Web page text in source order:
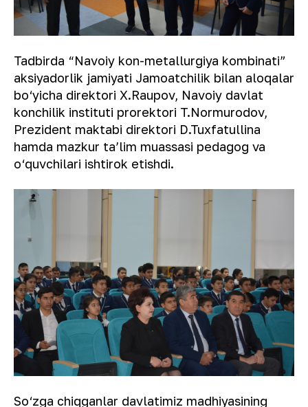
Tadbirda “Navoiy kon-metallurgiya kombinati”
aksiyadorlik jamiyati Jamoatchilik bilan aloqalar
bo‘yicha direktori X.Raupov, Navoiy davlat
konchilik instituti prorektori T.Normurodov,
Prezident maktabi direktori D.Tuxfatullina
hamda mazkur taʼlim muassasi pedagog va
o‘quvchilari ishtirok etishdi.
So‘zga chiqganlar davlatimiz madhiyasining